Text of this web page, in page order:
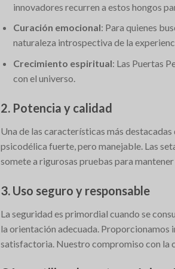
innovadores recurren a estos hongos
Curación emocional: Para quienes
naturaleza introspectiva de la
Crecimiento espiritual: Las Puertas
con el universo.
2. Potencia y calidad
Una de las características más
psicodélica fuerte, pero manejable. Las
somete a rigurosas pruebas para mantener
3. Uso seguro y responsable
La seguridad es primordial cuando se
la orientación adecuada. Proporcionamos
satisfactoria. Nuestro compromiso con la